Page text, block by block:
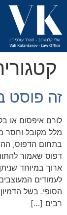
זה פוסט
מלל מקובל
בתחום הדפוס,
דפוס שאמור
ארוך במיוחד
לעמודים
הסופי. בשל
רבים […]